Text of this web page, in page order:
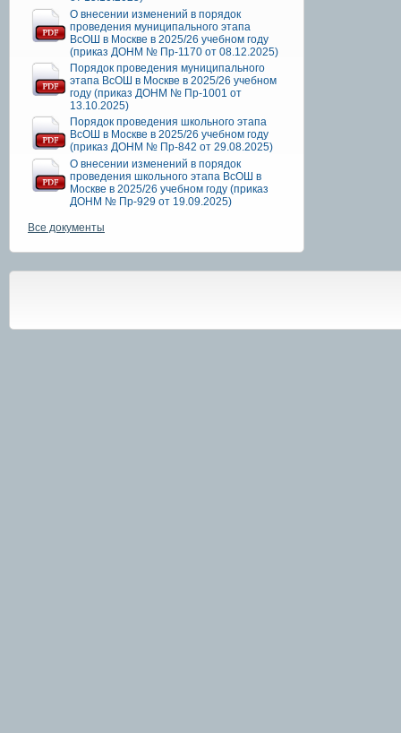
О внесении изменений в порядок
проведения муниципального этапа
ВсОШ в Москве в 2025/26 учебном году
(приказ ДОНМ № Пр-1170 от 08.12.2025)
Порядок проведения муниципального
этапа ВсОШ в Москве в 2025/26 учебном
году (приказ ДОНМ № Пр-1001 от
13.10.2025)
Порядок проведения школьного этапа
ВсОШ в Москве в 2025/26 учебном году
(приказ ДОНМ № Пр-842 от 29.08.2025)
О внесении изменений в порядок
проведения школьного этапа ВсОШ в
Москве в 2025/26 учебном году (приказ
ДОНМ № Пр-929 от 19.09.2025)
Все документы